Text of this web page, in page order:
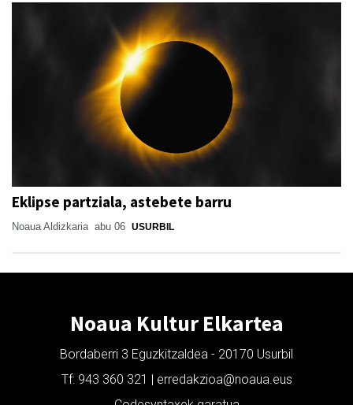
Eklipse partziala, astebete barru
Noaua Aldizkaria abu 06 USURBIL
Noaua Kultur Elkartea
Bordaberri 3 Eguzkitzaldea - 20170 Usurbil
Tf: 943 360 321 | erredakzioa@noaua.eus